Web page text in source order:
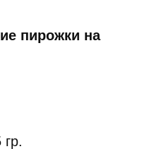
пирожки на